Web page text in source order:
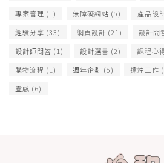
專案管理 (1) 無障礙網站 (5) 產品設
經驗分享 (33) 網頁設計 (21) 設計問
設計師問答 (1) 設計選書 (2) 課程心
購物流程 (1) 週年企劃 (5) 遠端工作
靈感 (6)